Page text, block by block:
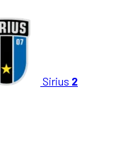
Sirius 2